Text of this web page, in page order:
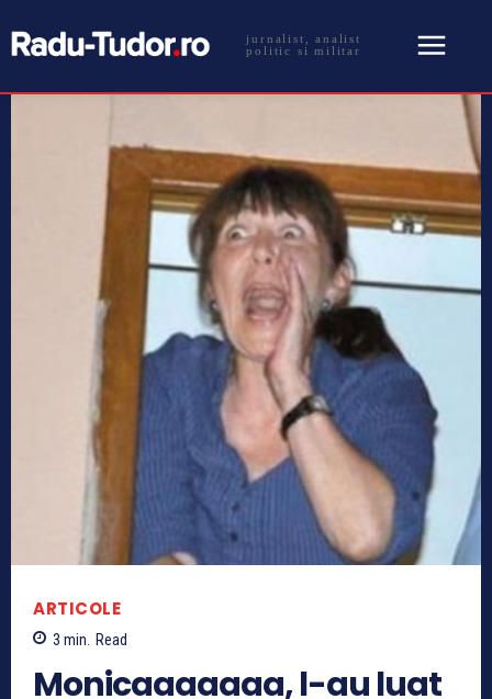
jurnalist, analist
politic si militar
ARTICOLE
3 min. Read
Monicaaaaaaa, l-au luat